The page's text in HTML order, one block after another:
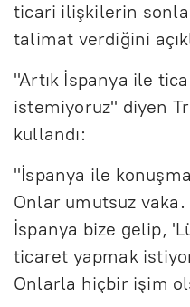
ticari ilişkilerin
talimat verdiğini
"Artık İspanya ile
istemiyoruz" diyen
kullandı:
"İspanya ile
Onlar umutsuz
İspanya bize gelip,
ticaret yapmak
Onlarla hiçbir işim